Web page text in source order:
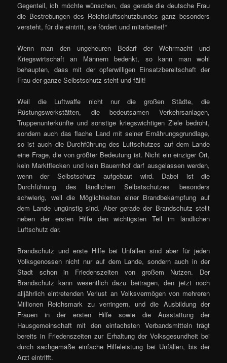
Gegenteil, ich möchte wünschen, das gerade die deutsche Frau
die Bestrebungen des Reichsluftschutzbundes ganz besonders
versteht, für die eintritt, sie fördert und mitarbeitet!“
Wenn man den ungeheuren Bedarf der Wehrmacht und
Kriegswirtschaft an Männern bedenkt, so kann man wohl
behaupten, dass mit der opferwilligen Einsatzbereitschaft der
Frau der ganze Selbstschutz steht und fällt!
Weil die Luftwaffe nicht nur die großen Städte, die
Rüstungswerkstätten, die bedeutsamen Verkehrsanlagen,
Truppenunterkünfte und sonstige kriegswichtigen Ziele bedroht,
sondern auch das flache Land mit seiner Ernährungsgrundlage,
so ist auch die Durchführung des Luftschutzes auf dem Lande
eine Frage, die von größter Bedeutung ist. Nicht ein einziger Ort,
kein Marktflecken und kein Bauernhof darf ausgelassen werden,
wenn der Selbstschutz aufgebaut wird. Dabei ist die
Durchführung des ländlichen Selbstschutzes besonders
schwierig, weil die Möglichkeiten einer Brandbekämpfung auf
dem Lande ungünstig sind. Aber gerade der Brandschutz stellt
neben der ersten Hilfe den wichtigsten Teil im ländlichen
Luftschutz dar.
Brandschutz und erste Hilfe bei Unfällen sind aber für jeden
Volksgenossen nicht nur auf dem Lande, sondern auch in der
Stadt schon in Friedenszeiten von großem Nutzen. Der
Brandschutz kann wesentlich dazu beitragen, den jetzt noch
alljährlich eintretenden Verlust an Volksvermögen von mehreren
Millionen Reichsmark zu verringern, und die Ausbildung der
Frauen in der ersten Hilfe sowie die Ausstattung der
Hausgemeinschaft mit den einfachsten Verbandsmitteln trägt
bereits in Friedenszeiten zur Erhaltung der Volksgesundheit bei
durch sachgemäße einfache Hilfeleistung bei Unfällen, bis der
Arzt eintrifft.